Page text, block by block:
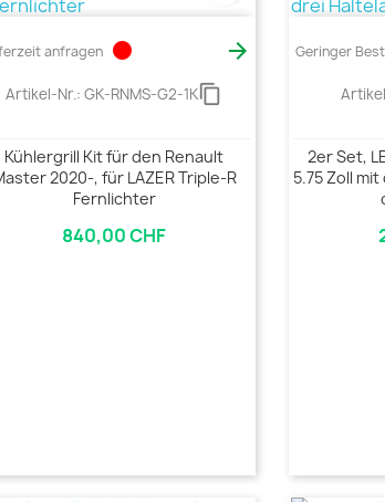
anfragen circle 
Artikel-Nr.:GK-RNMS-G2-1Kcontent_copy
Kühlergrill Kit für den Renault
2020-, für LAZER Triple-R
Fernlichter
840,00 CHF
Geringer
2er Set,
5.75 Zoll